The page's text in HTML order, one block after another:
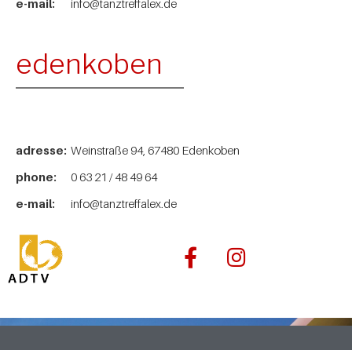
edenkoben
adresse: Weinstraße 94, 67480 Edenkoben
phone:
0 63 21 / 48 49 64
e-mail:
info@tanztreffalex.de